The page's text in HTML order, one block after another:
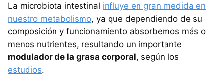
La microbiota intestinal influye en gran medida en
nuestro metabolismo, ya que dependiendo de su
composición y funcionamiento absorbemos más o
menos nutrientes, resultando un importante
modulador de la grasa corporal, según los
estudios.